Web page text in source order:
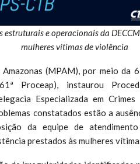
e operacionais da
mulheres vítimas de violência
(MPAM), por meio da
Proceap), instaurou
Especializada em
constatados estão a
da equipe de
prestados às mulheres